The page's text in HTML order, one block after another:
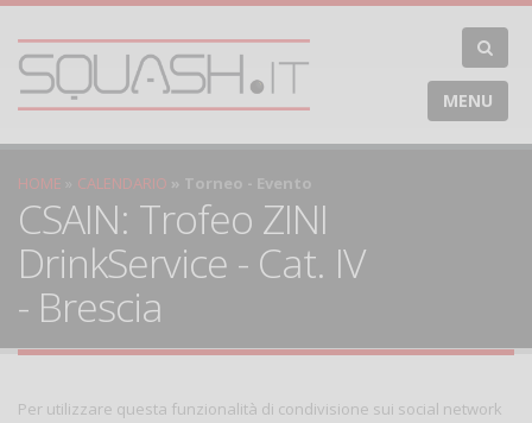
MENU
HOME CALENDARIO Torneo - Evento
CSAIN: Trofeo ZINI
DrinkService - Cat. IV
- Brescia
Per utilizzare questa funzionalità di condivisione sui social network